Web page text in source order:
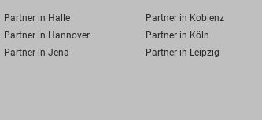
Partner in Halle Partner in Koblenz
Partner in Hannover Partner in Köln
Partner in Jena Partner in Leipzig